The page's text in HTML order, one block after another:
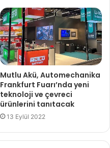
Mutlu Akü, Automechanika
Frankfurt Fuarı’nda yeni
teknoloji ve çevreci
ürünlerini tanıtacak
13 Eylül 2022